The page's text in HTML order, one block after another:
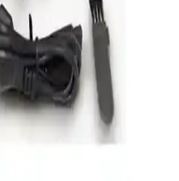
pratiklik ve cilt sağlığı odaklı
Farklı modeller ve
sunar.
Erkek Bakım
Tasarım
çok fonksiyonlu tasarımı ve